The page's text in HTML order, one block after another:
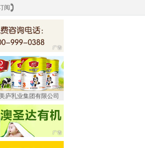
阅
庐乳业集团有限公司